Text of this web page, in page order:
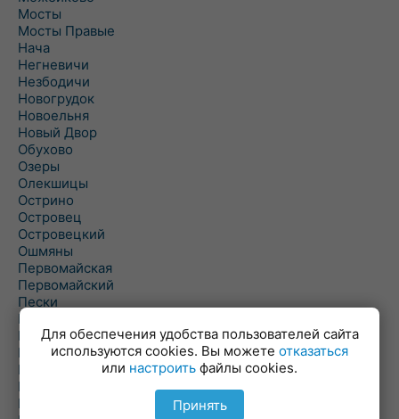
Мосты
Мосты Правые
Нача
Негневичи
Незбодичи
Новогрудок
Новоельня
Новый Двор
Обухово
Озеры
Олекшицы
Острино
Островец
Островецкий
Ошмяны
Первомайская
Первомайский
Пески
Петревичи
Погородно
Пограничный
Подлабенье
Подольцы
Подороск
Для обеспечения удобства пользователей сайта
используются cookies. Вы можете отказаться
или настроить файлы cookies.
Принять